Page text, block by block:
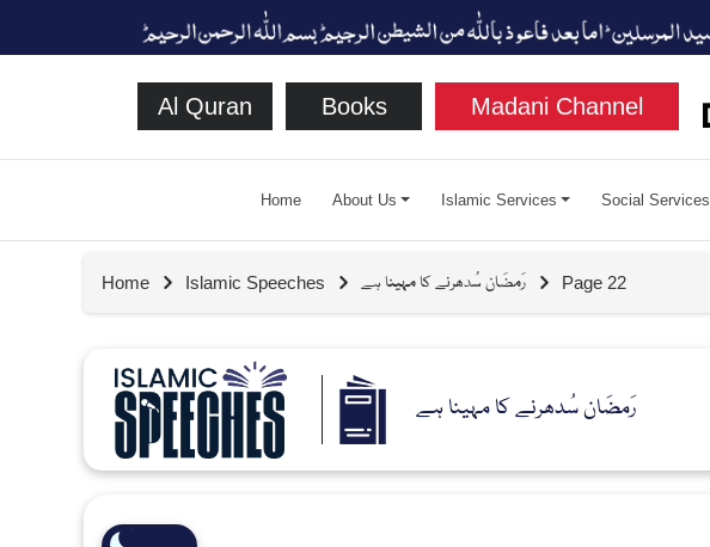
Al Quran Books Madani Channel
Home About Us Islamic Services Social Services
Home Islamic Speeches رَمضَان سُدھرنے کا مہینا ہے Page 22
رَمضَان سُدھرنے کا مہینا ہے